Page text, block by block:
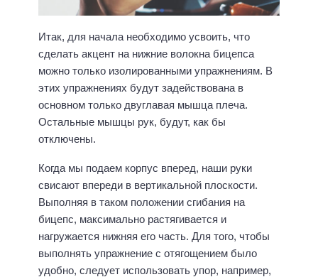
Итак, для начала необходимо усвоить, что
сделать акцент на нижние волокна бицепса
можно только изолированными упражнениям. В
этих упражнениях будут задействована в
основном только двуглавая мышца плеча.
Остальные мышцы рук, будут, как бы
отключены.
Когда мы подаем корпус вперед, наши руки
свисают впереди в вертикальной плоскости.
Выполняя в таком положении сгибания на
бицепс, максимально растягивается и
нагружается нижняя его часть. Для того, чтобы
выполнять упражнение с отягощением было
удобно, следует использовать упор, например,